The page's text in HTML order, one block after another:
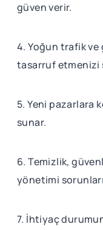
güven verir.
4. Yoğun trafik ve
tasarruf etmenizi
5. Yeni pazarlara
sunar.
6. Temizlik,
yönetimi
7. İhtiyaç